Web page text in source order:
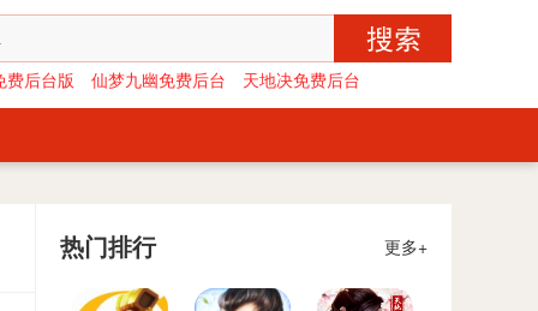
费后台版 仙梦九幽免费后台 天地决免费后台
热门排行 更多+